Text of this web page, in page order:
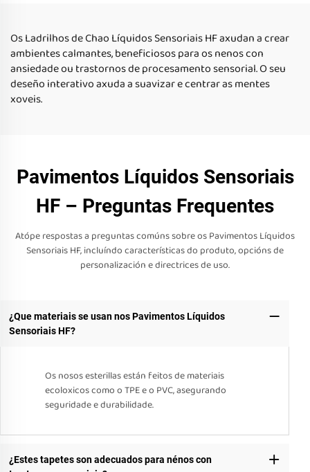
Os Ladrilhos de Chao Líquidos Sensoriais HF axudan a crear
ambientes calmantes, beneficiosos para os nenos con
ansiedade ou trastornos de procesamento sensorial. O seu
deseño interativo axuda a suavizar e centrar as mentes
xoveis.
Pavimentos Líquidos Sensoriais
HF – Preguntas Frequentes
Atópe respostas a preguntas comúns sobre os Pavimentos Líquidos
Sensoriais HF, incluíndo características do produto, opcións de
personalización e directrices de uso.
¿Que materiais se usan nos Pavimentos Líquidos
Sensoriais HF?
Os nosos esterillas están feitos de materiais
ecoloxicos como o TPE e o PVC, asegurando
seguridade e durabilidade.
¿Estes tapetes son adecuados para nénos con